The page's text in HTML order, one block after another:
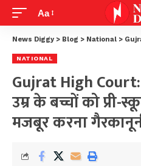
Aa
News Diggy > Blog > National > Gujrat
NATIONAL
Gujrat High
उम्र के बच्चों को
मजबूर करना